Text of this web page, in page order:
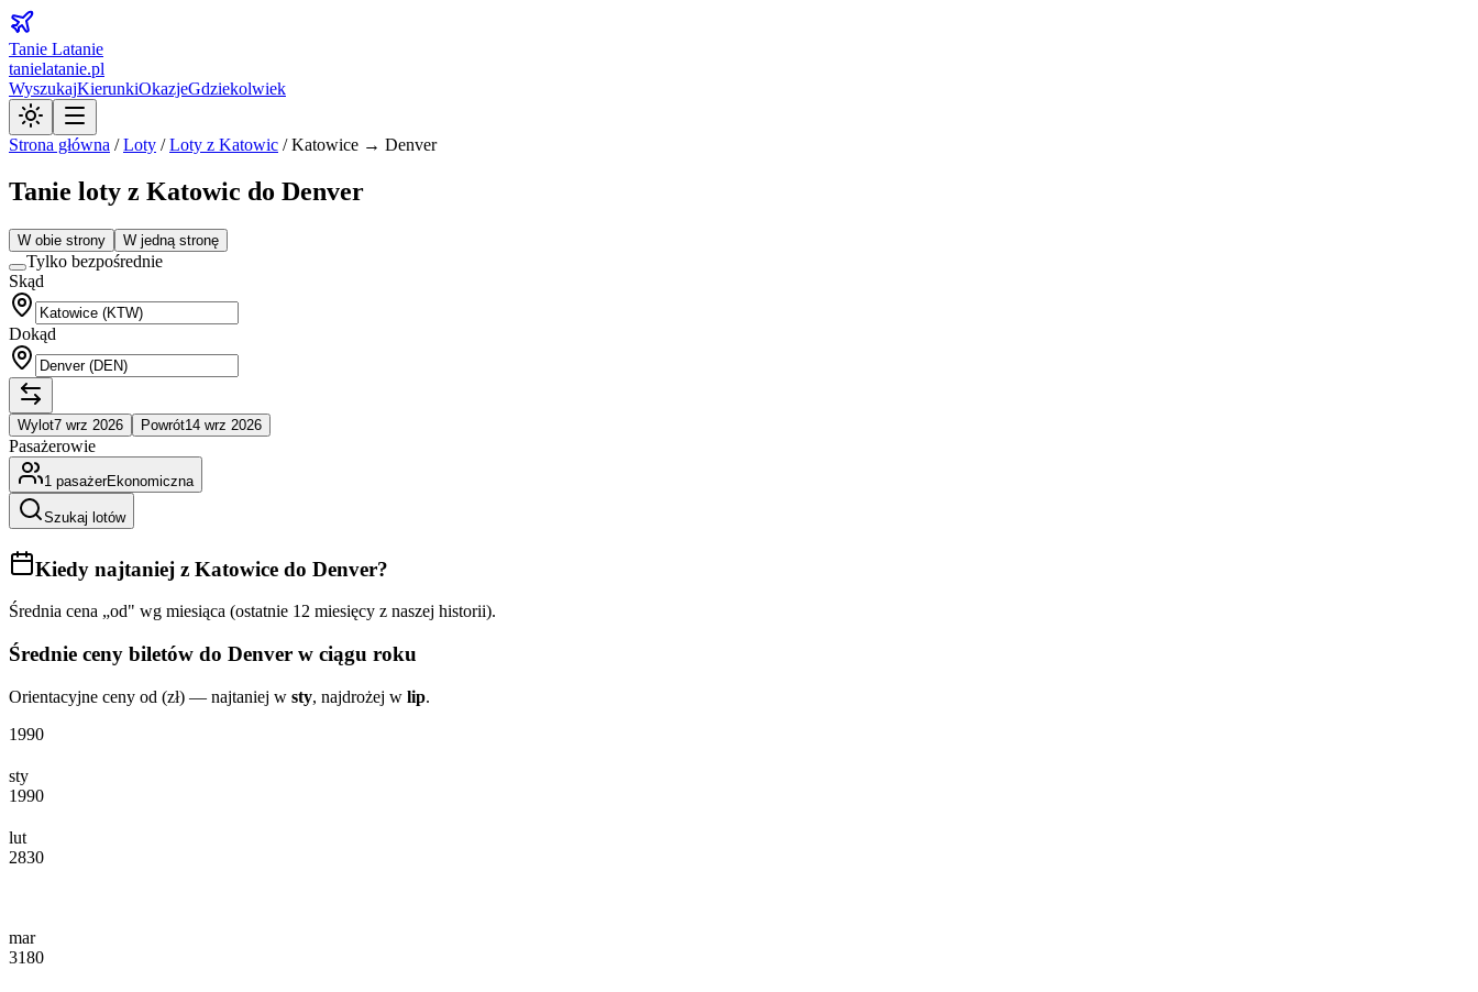
Tanie Latanie
tanielatanie.pl
WyszukajKierunkiOkazjeGdziekolwiek
Strona główna /Loty /Loty z Katowic /Katowice → Denver
Tanie loty z Katowic do Denver
W obie strony W jedną stronę
Tylko bezpośrednie
Skąd
Dokąd
Wylot7 wrz 2026 Powrót14 wrz 2026
Pasażerowie
1 pasażerEkonomiczna
Szukaj lotów
Kiedy najtaniej z Katowice do Denver?
Średnia cena „od" wg miesiąca (ostatnie 12 miesięcy z naszej historii).
Średnie ceny biletów do Denver w ciągu roku
Orientacyjne ceny od (zł) — najtaniej w sty, najdrożej w lip.
1990
sty
1990
lut
2830
mar
3180